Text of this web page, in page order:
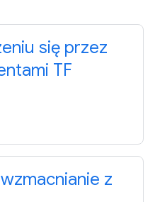
się przez
TF
z